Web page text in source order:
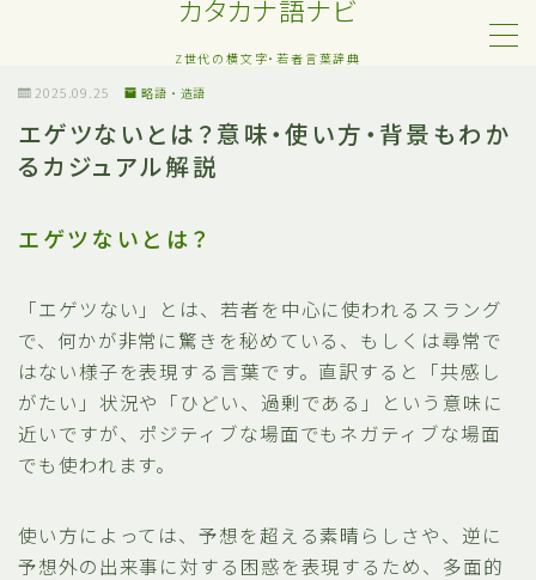
カタカナ語ナビ
Z世代の横文字・若者言葉辞典
MENU
Z世代・若者カタカナ語
ネット・SNS用語
日常でよく聞く流行語
略語・造語
2025.09.25 略語・造語
エゲツないとは？意味・使い方・背景もわか
るカジュアル解説
エゲツないとは？
「エゲツない」とは、若者を中心に使われるスラング
で、何かが非常に驚きを秘めている、もしくは尋常で
はない様子を表現する言葉です。直訳すると「共感し
がたい」状況や「ひどい、過剰である」という意味に
近いですが、ポジティブな場面でもネガティブな場面
でも使われます。
使い方によっては、予想を超える素晴らしさや、逆に
予想外の出来事に対する困惑を表現するため、多面的